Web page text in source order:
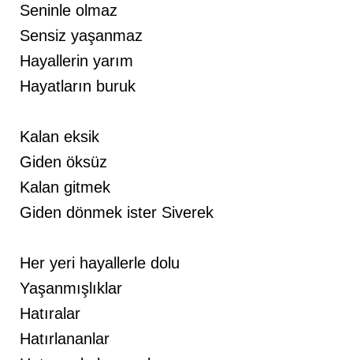
Seninle olmaz
Sensiz yaşanmaz
Hayallerin yarım
Hayatların buruk
Kalan eksik
Giden öksüz
Kalan gitmek
Giden dönmek ister Siverek
Her yeri hayallerle dolu
Yaşanmışlıklar
Hatıralar
Hatırlananlar